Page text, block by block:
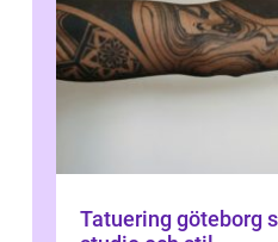
Tatuering göteborg så hittar du rätt